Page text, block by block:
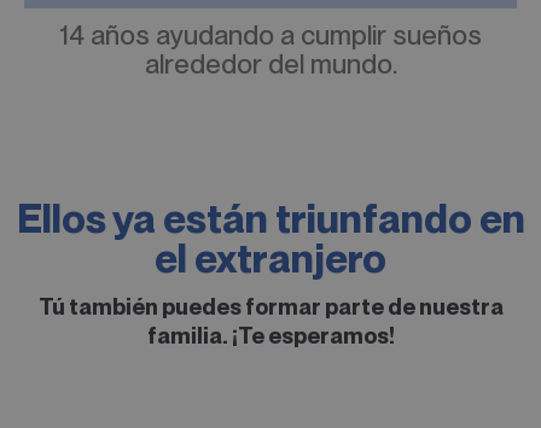
14 años ayudando a cumplir sueños
alrededor del mundo.
Ellos ya están triunfando en
el extranjero
Tú también puedes formar parte de nuestra
familia. ¡Te esperamos!